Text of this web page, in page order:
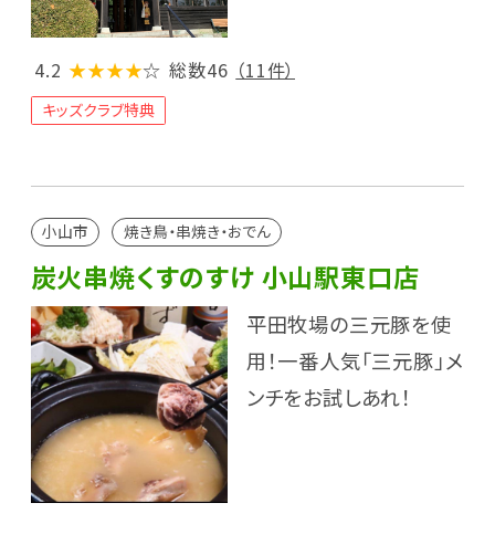
4.2 ★★★★☆ 総数46 （11件）
キッズクラブ特典
小山市 焼き鳥・串焼き・おでん
炭火串焼くすのすけ 小山駅東口店
平田牧場の三元豚を使
用！一番人気「三元豚」メ
ンチをお試しあれ！